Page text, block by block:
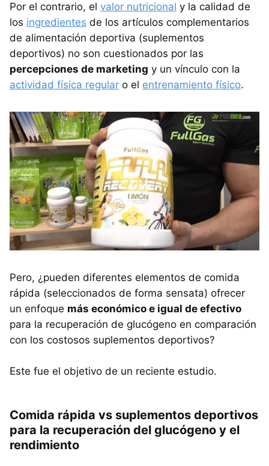
Por el contrario, el valor nutricional y la calidad de
los ingredientes de los artículos complementarios
de alimentación deportiva (suplementos
deportivos) no son cuestionados por las
percepciones de marketing y un vínculo con la
actividad física regular o el entrenamiento físico.
Pero, ¿pueden diferentes elementos de comida
rápida (seleccionados de forma sensata) ofrecer
un enfoque más económico e igual de efectivo
para la recuperación de glucógeno en comparación
con los costosos suplementos deportivos?
Este fue el objetivo de un reciente estudio.
Comida rápida vs suplementos deportivos
para la recuperación del glucógeno y el
rendimiento